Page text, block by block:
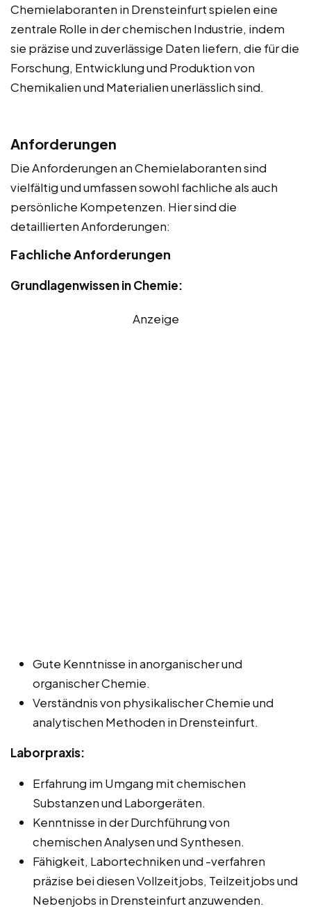
Chemielaboranten in Drensteinfurt spielen eine
zentrale Rolle in der chemischen Industrie, indem
sie präzise und zuverlässige Daten liefern, die für die
Forschung, Entwicklung und Produktion von
Chemikalien und Materialien unerlässlich sind.
Anforderungen
Die Anforderungen an Chemielaboranten sind
vielfältig und umfassen sowohl fachliche als auch
persönliche Kompetenzen. Hier sind die
detaillierten Anforderungen:
Fachliche Anforderungen
Grundlagenwissen in Chemie:
Anzeige
Gute Kenntnisse in anorganischer und
organischer Chemie.
Verständnis von physikalischer Chemie und
analytischen Methoden in Drensteinfurt.
Laborpraxis:
Erfahrung im Umgang mit chemischen
Substanzen und Laborgeräten.
Kenntnisse in der Durchführung von
chemischen Analysen und Synthesen.
Fähigkeit, Labortechniken und -verfahren
präzise bei diesen Vollzeitjobs, Teilzeitjobs und
Nebenjobs in Drensteinfurt anzuwenden.